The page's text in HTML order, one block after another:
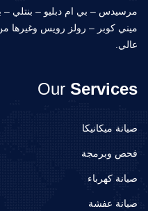
مرسيدس – بي ام دبليو – بنتلي
ميني كوبر – رولز رويس وغيرها
عالي.
Our Services
صيانة ميكانيكا
فحص وبرمجة
صيانة كهرباء
صيانة عفشة